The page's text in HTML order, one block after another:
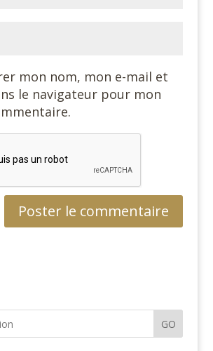
mon nom, mon e-mail et
le navigateur pour mon
GO